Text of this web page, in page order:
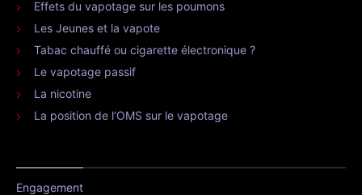
Effets du vapotage sur les poumons
Les Jeunes et la vapote
Tabac chauffé ou cigarette électronique ?
Le vapotage passif
La nicotine
La position de l’OMS sur le vapotage
Engagement